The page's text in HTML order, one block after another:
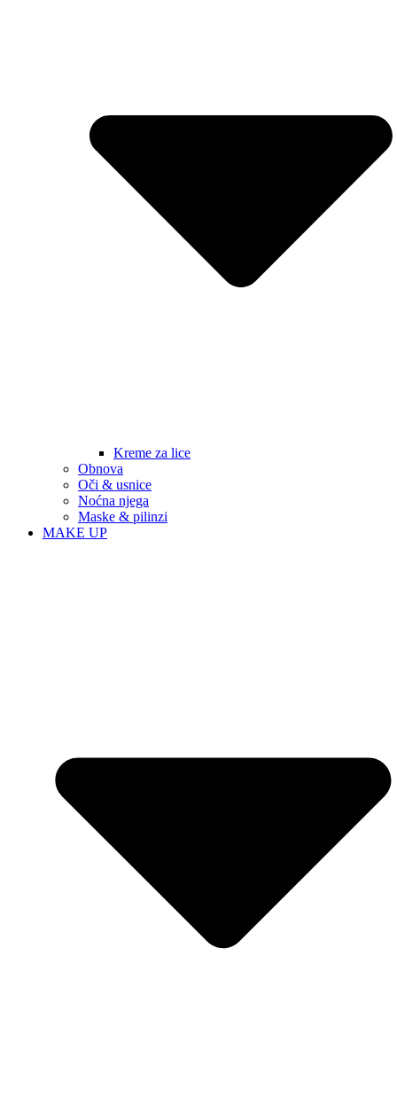
Kreme za lice
Obnova
Oči & usnice
Noćna njega
Maske & pilinzi
MAKE UP